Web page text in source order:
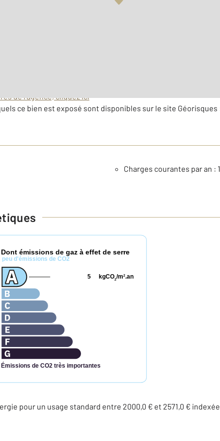
de l'agence, cliquez ici
ce bien est exposé sont disponibles sur le site
Charges courantes par an :
Dont émissions de gaz à effet de serre
peu d'émissions de CO2
Émissions de CO2 très importantes
kgCO2/m2.an
5
pour un usage standard entre 2000,0 € et 2571,0 €